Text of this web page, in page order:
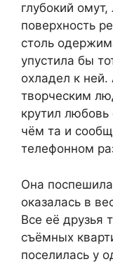
глубокий
поверхность
столь
упустила бы
охладел к
творческим
крутил
чём та и
телефонном
Она
оказалась в
Все её друзья
съёмных
поселилась у